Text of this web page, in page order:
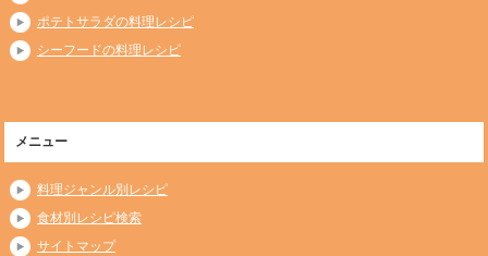
ポテトサラダの料理レシピ
シーフードの料理レシピ
メニュー
料理ジャンル別レシピ
食材別レシピ検索
サイトマップ